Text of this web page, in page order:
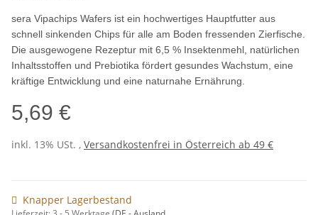
sera Vipachips Wafers ist ein hochwertiges Hauptfutter aus
schnell sinkenden Chips für alle am Boden fressenden Zierfische.
Die ausgewogene Rezeptur mit 6,5 % Insektenmehl, natürlichen
Inhaltsstoffen und Prebiotika fördert gesundes Wachstum, eine
kräftige Entwicklung und eine naturnahe Ernährung.
5,69 €
inkl. 13% USt. , Versandkostenfrei in Österreich ab 49 €
Knapper Lagerbestand